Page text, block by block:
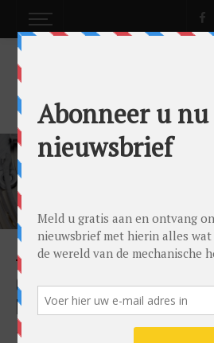
NEWS NIEUWS
CHANEL SCHAKELT OP
DE CHANEL SUPERLEGGERA
on